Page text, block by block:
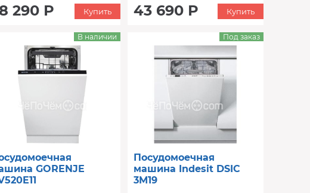
290 Р Купить 43 690 Р Купить
GORENJE
В наличии
Посудомоечная
машина Indesit DSIC
3M19
Под заказ